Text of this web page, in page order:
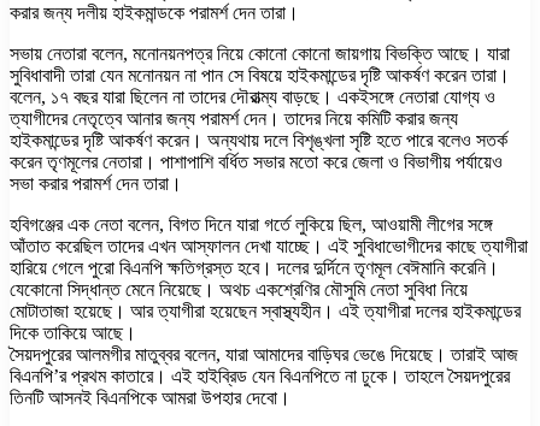
করার জন্য দলীয় হাইকমান্ডকে পরামর্শ দেন তারা।
সভায় নেতারা বলেন, মনোনয়নপত্র নিয়ে কোনো কোনো জায়গায় বিভক্তি আছে। যারা
সুবিধাবাদী তারা যেন মনোনয়ন না পান সে বিষয়ে হাইকমান্ডের দৃষ্টি আকর্ষণ করেন তারা।
বলেন, ১৭ বছর যারা ছিলেন না তাদের দৌরাত্ম্য বাড়ছে। একইসঙ্গে নেতারা যোগ্য ও
ত্যাগীদের নেতৃত্বে আনার জন্য পরামর্শ দেন। তাদের নিয়ে কমিটি করার জন্য
হাইকমান্ডের দৃষ্টি আকর্ষণ করেন। অন্যথায় দলে বিশৃঙ্খলা সৃষ্টি হতে পারে বলেও সতর্ক
করেন তৃণমূলের নেতারা। পাশাপাশি বর্ধিত সভার মতো করে জেলা ও বিভাগীয় পর্যায়েও
সভা করার পরামর্শ দেন তারা।
হবিগঞ্জের এক নেতা বলেন, বিগত দিনে যারা গর্তে লুকিয়ে ছিল, আওয়ামী লীগের সঙ্গে
আঁতাত করেছিল তাদের এখন আস্ফালন দেখা যাচ্ছে। এই সুবিধাভোগীদের কাছে ত্যাগীরা
হারিয়ে গেলে পুরো বিএনপি ক্ষতিগ্রস্ত হবে। দলের দুর্দিনে তৃণমূল বেঈমানি করেনি।
যেকোনো সিদ্ধান্ত মেনে নিয়েছে। অথচ একশ্রেণির মৌসুমি নেতা সুবিধা নিয়ে
মোটাতাজা হয়েছে। আর ত্যাগীরা হয়েছেন স্বাস্থ্যহীন। এই ত্যাগীরা দলের হাইকমান্ডের
দিকে তাকিয়ে আছে।
সৈয়দপুরের আলমগীর মাতুব্বর বলেন, যারা আমাদের বাড়িঘর ভেঙে দিয়েছে। তারাই আজ
বিএনপি’র প্রথম কাতারে। এই হাইব্রিড যেন বিএনপিতে না ঢুকে। তাহলে সৈয়দপুরের
তিনটি আসনই বিএনপিকে আমরা উপহার দেবো।